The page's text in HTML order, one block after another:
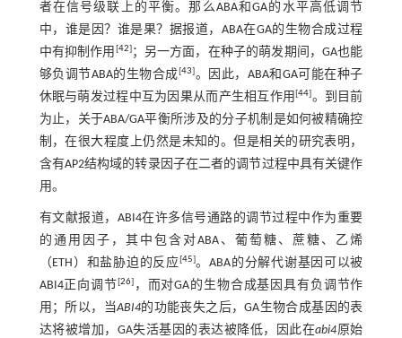
者在信号级联上的平衡。那么ABA和GA的水平高低调节
中，谁是因？谁是果？据报道，ABA在GA的生物合成过程
中有抑制作用 [42]；另一方面，在种子的萌发期间，GA也能
够负调节ABA的生物合成[43]。因此，ABA和GA可能在种子
休眠与萌发过程中互为因果从而产生相互作用[44]。到目前
为止，关于ABA/GA平衡所涉及的分子机制是如何被精确控
制，在很大程度上仍然是未知的。但是相关的研究表明，
含有AP2结构域的转录因子在二者的调节过程中具有关键作
用。
有文献报道，ABI4在许多信号通路的调节过程中作为重要
的通用因子，其中包含对ABA、葡萄糖、蔗糖、乙烯
（ETH）和盐胁迫的反应[45]。ABA的分解代谢基因可以被
ABI4正向调节 [26]，而对GA的生物合成基因具有负调节作
用；所以，当ABI4的功能丧失之后，GA生物合成基因的表
达将被增加，GA失活基因的表达被降低，因此在abi4原始